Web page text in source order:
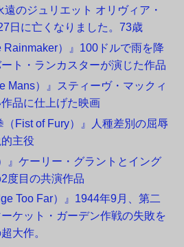
のジュリエット オリヴィア・
日に亡くなりました。73歳
Rainmaker）』100ドルで雨を降
ト・ランカスターが演じた作品
Mans）』スティーヴ・マックィ
品に仕上げた映画
（Fist of Fury）』人種差別の屈辱
主役
』ケーリー・グラントとイング
度目の共演作品
Too Far）』1944年9月、第二
ケット・ガーデン作戦の失敗を
大作。